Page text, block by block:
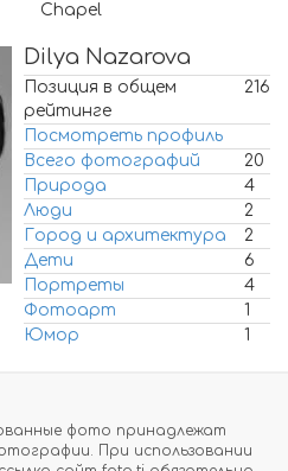
Chapel
Dilya Nazarova
Позиция в общем
рейтинге
216
Посмотреть профиль
Всего фотографий
20
Природа
4
Люди
2
Город и архитектура
2
Дети
6
Портреты
4
Фотоарт
1
Юмор
1
фото принадлежат
При использовании